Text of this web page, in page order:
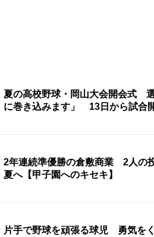
夏の高校野球・岡山大会開会式
に巻き込みます」 13日から試合
2年連続準優勝の倉敷商業 2人の
夏へ【甲子園へのキセキ】
片手で野球を頑張る球児 勇気を